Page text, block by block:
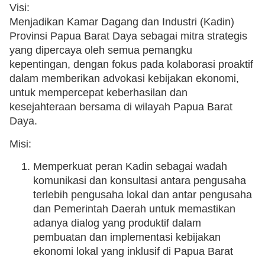
Visi:
Menjadikan Kamar Dagang dan Industri (Kadin)
Provinsi Papua Barat Daya sebagai mitra strategis
yang dipercaya oleh semua pemangku
kepentingan, dengan fokus pada kolaborasi proaktif
dalam memberikan advokasi kebijakan ekonomi,
untuk mempercepat keberhasilan dan
kesejahteraan bersama di wilayah Papua Barat
Daya.
Misi:
Memperkuat peran Kadin sebagai wadah
komunikasi dan konsultasi antara pengusaha
terlebih pengusaha lokal dan antar pengusaha
dan Pemerintah Daerah untuk memastikan
adanya dialog yang produktif dalam
pembuatan dan implementasi kebijakan
ekonomi lokal yang inklusif di Papua Barat